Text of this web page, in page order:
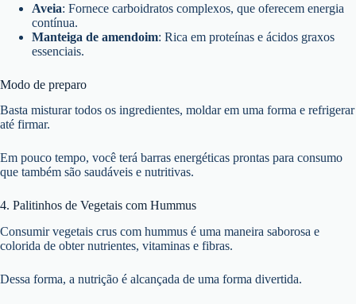
Aveia: Fornece carboidratos complexos, que oferecem energia
contínua.
Manteiga de amendoim: Rica em proteínas e ácidos graxos
essenciais.
Modo de preparo
Basta misturar todos os ingredientes, moldar em uma forma e refrigerar
até firmar.
Em pouco tempo, você terá barras energéticas prontas para consumo
que também são saudáveis e nutritivas.
4. Palitinhos de Vegetais com Hummus
Consumir vegetais crus com hummus é uma maneira saborosa e
colorida de obter nutrientes, vitaminas e fibras.
Dessa forma, a nutrição é alcançada de uma forma divertida.